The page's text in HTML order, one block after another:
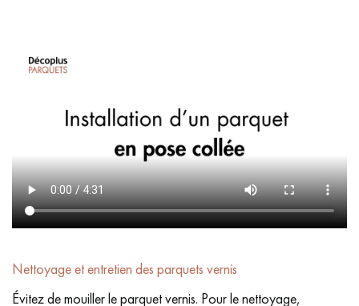
Nettoyage et entretien des parquets vernis
Évitez de mouiller le parquet vernis. Pour le nettoyage,